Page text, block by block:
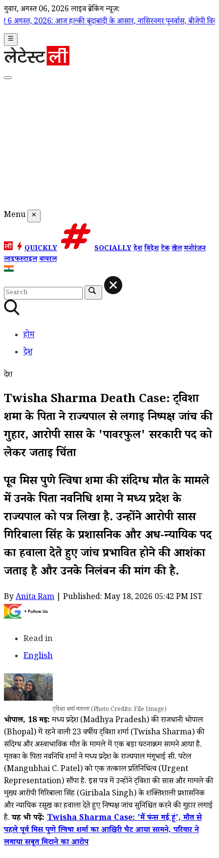
गुरूवार, अगस्त 06, 2026 लाइव ब्रेकिंग न्यूज़:
आज हल्की बूंदाबांदी के आसार, नासिरनगर पुनर्वास, बीजेपी विवाद,
☰
Menu ✕
QUICKLY SOCIALLYदेशविदेशटेकखेलमनोरंजन
लाइफस्टाइलवायरल
होम
देश
देश
Twisha Sharma Death Case: ट्विशा
शर्मा के पिता ने राज्यपाल से लगाई निष्पक्ष जांच की
गुहार, आरोपी सास के 'पावरफुल' सरकारी पद को
लेकर जताई चिंता
पूर्व मिस पुणे त्विषा शर्मा की संदिग्ध मौत के मामले
में उनके पिता नवनिधि शर्मा ने मध्य प्रदेश के
राज्यपाल को पत्र लिखा है. उन्होंने आरोपी सास
गिरिबाला सिंह के प्रशासनिक और अर्ध-न्यायिक पद
का हवाला देते हुए जांच प्रभावित होने की आशंका
जताई है और उनके निलंबन की मांग की है.
ByAnita Ram | Published: May 18, 2026 05:42 PM IST
Read in
English
ट्विशा शर्मा मामला (Photo Credits: File Image)
भोपाल, 18मई:मध्य प्रदेश (Madhya Pradesh) की राजधानी भोपाल
(Bhopal) में रहने वाली 23 वर्षीय ट्विशा शर्मा (Twisha Sharma) की
संदिग्ध और अस्वाभाविक मौत के मामले में एक बड़ा घटनाक्रम सामने आया है.
मृतका के पिता नवनिधि शर्मा ने मध्य प्रदेश के राज्यपाल मंगूभाई सी. पटेल
(Mangubhai C. Patel) को एक तत्काल प्रतिनिधित्व (Urgent
Representation) सौंपा है. इस पत्र में उन्होंने ट्विशा की सास और मामले की
मुख्य आरोपी गिरिबाला सिंह (Giribala Singh) के शक्तिशाली प्रशासनिक
और न्यायिक रसूख का हवाला देते हुए निष्पक्ष जांच सुनिश्चित करने की गुहार लगाई
है.यह भी पढ़ें: Twisha Sharma Case: 'मैं फंस गई हूं', मौत से
पहले पूर्व मिस पुणे त्विषा शर्मा का आखिरी चैट आया सामने, परिवार ने
लगाया सबूत मिटाने का आरोप